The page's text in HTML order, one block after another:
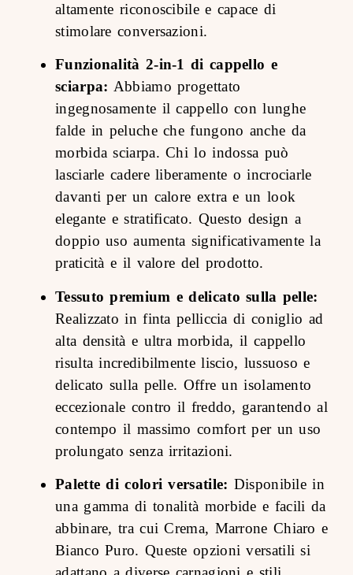
altamente riconoscibile e capace di
stimolare conversazioni.
Funzionalità 2-in-1 di cappello e
sciarpa: Abbiamo progettato
ingegnosamente il cappello con lunghe
falde in peluche che fungono anche da
morbida sciarpa. Chi lo indossa può
lasciarle cadere liberamente o incrociarle
davanti per un calore extra e un look
elegante e stratificato. Questo design a
doppio uso aumenta significativamente la
praticità e il valore del prodotto.
Tessuto premium e delicato sulla pelle:
Realizzato in finta pelliccia di coniglio ad
alta densità e ultra morbida, il cappello
risulta incredibilmente liscio, lussuoso e
delicato sulla pelle. Offre un isolamento
eccezionale contro il freddo, garantendo al
contempo il massimo comfort per un uso
prolungato senza irritazioni.
Palette di colori versatile: Disponibile in
una gamma di tonalità morbide e facili da
abbinare, tra cui Crema, Marrone Chiaro e
Bianco Puro. Queste opzioni versatili si